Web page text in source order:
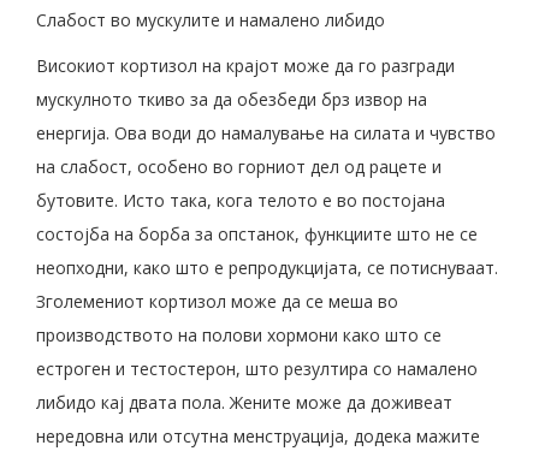
Слабост во мускулите и намалено либидо
Високиот кортизол на крајот може да го разгради
мускулното ткиво за да обезбеди брз извор на
енергија. Ова води до намалување на силата и чувство
на слабост, особено во горниот дел од рацете и
бутовите. Исто така, кога телото е во постојана
состојба на борба за опстанок, функциите што не се
неопходни, како што е репродукцијата, се потиснуваат.
Зголемениот кортизол може да се меша во
производството на полови хормони како што се
естроген и тестостерон, што резултира со намалено
либидо кај двата пола. Жените може да доживеат
нередовна или отсутна менструација, додека мажите